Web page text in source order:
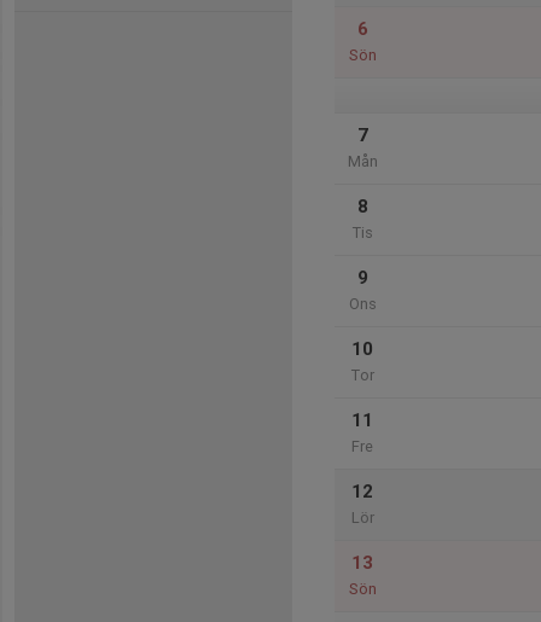
6
Sön
7
Mån
8
Tis
9
Ons
10
Tor
11
Fre
12
Lör
13
Sön